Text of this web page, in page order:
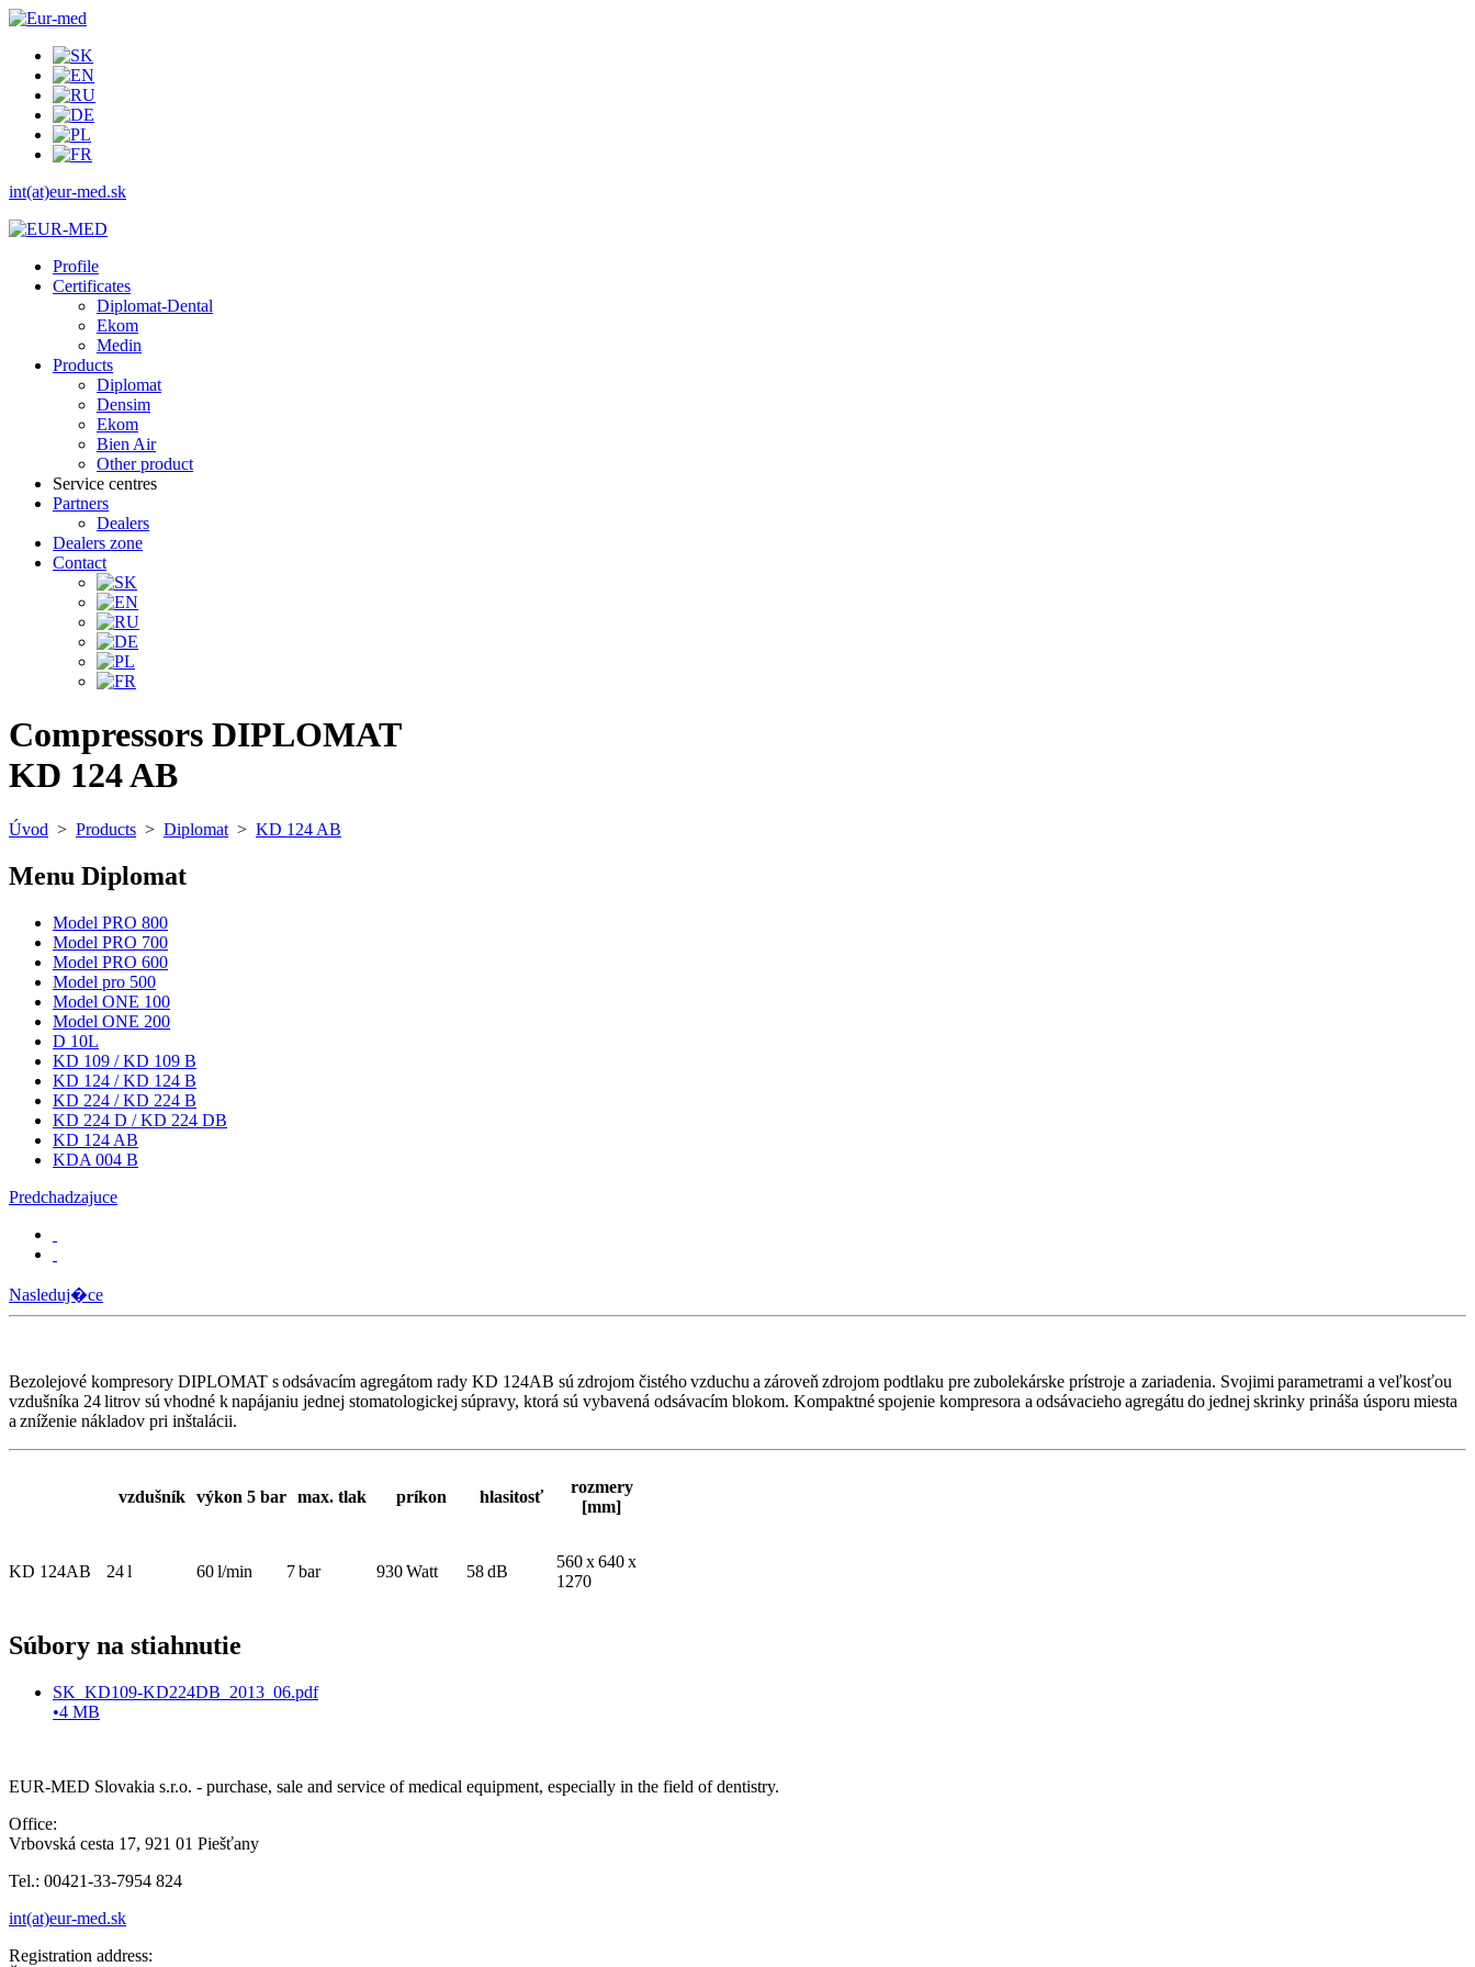
int(at)eur-med.sk
Profile
Certificates
Diplomat-Dental
Ekom
Medin
Products
Diplomat
Densim
Ekom
Bien Air
Other product
Service centres
Partners
Dealers
Dealers zone
Contact
Compressors DIPLOMAT
KD 124 AB
Úvod > Products > Diplomat > KD 124 AB
Menu Diplomat
Model PRO 800
Model PRO 700
Model PRO 600
Model pro 500
Model ONE 100
Model ONE 200
D 10L
KD 109 / KD 109 B
KD 124 / KD 124 B
KD 224 / KD 224 B
KD 224 D / KD 224 DB
KD 124 AB
KDA 004 B
Predchadzajuce
Nasleduj�ce
Bezolejové kompresory DIPLOMAT s odsávacím agregátom rady KD 124AB sú zdrojom čistého vzduchu a zároveň zdrojom podtlaku pre zubolekárske prístroje a zariadenia. Svojimi parametrami a veľkosťou
vzdušníka 24 litrov sú vhodné k napájaniu jednej stomatologickej súpravy, ktorá sú vybavená odsávacím blokom. Kompaktné spojenie kompresora a odsávacieho agregátu do jednej skrinky prináša úsporu miesta
a zníženie nákladov pri inštalácii.
vzdušník výkon 5 bar max. tlak príkon hlasitosť
rozmery
[mm]
KD 124AB 24 l 60 l/min 7 bar 930 Watt 58 dB
560 x 640 x
1270
Súbory na stiahnutie
SK_KD109-KD224DB_2013_06.pdf
•4 MB
EUR-MED Slovakia s.r.o. - purchase, sale and service of medical equipment, especially in the field of dentistry.
Office:
Vrbovská cesta 17, 921 01 Piešťany
Tel.: 00421-33-7954 824
int(at)eur-med.sk
Registration address: